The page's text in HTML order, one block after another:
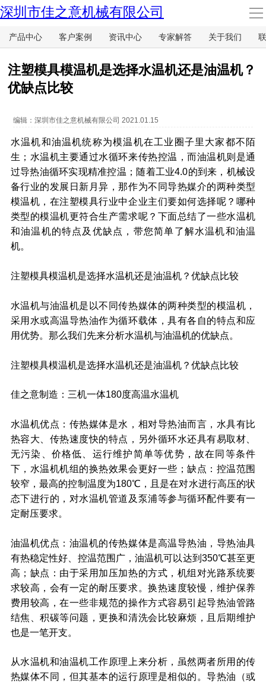
导
深圳市佳之意机械有限公司
首页
产品中心
客户案例
资讯中心
专家解答
关于我们
产品中心 客户案例 资讯中心 专家解答 关于我们
注塑模具模温机是选择水温机还是油温机？
优缺点比较
编辑：深圳市佳之意机械有限公司 2021.01.15
水温机和油温机统称为模温机在工业圈子里大家都不陌
生；水温机主要通过水循环来传热控温，而油温机则是通
过导热油循环实现精准控温；随着工业4.0的到来，机械设
备行业的发展日新月异，那作为不同导热媒介的两种类型
模温机，在注塑模具行业中企业主们要如何选择呢？哪种
类型的模温机更符合生产需求呢？下面总结了一些水温机
和油温机的特点及优缺点，带您简单了解水温机和油温
机。
注塑模具模温机是选择水温机还是油温机？优缺点比较
水温机与油温机是以不同传热媒体的两种类型的模温机，
采用水或高温导热油作为循环载体，具有各自的特点和应
用优势。那么我们先来分析水温机与油温机的优缺点。
注塑模具模温机是选择水温机还是油温机？优缺点比较
佳之意制造：三机一体180度高温水温机
水温机优点：传热媒体是水，相对导热油而言，水具有比
热容大、传热速度快的特点，另外循环水还具有易取材、
无污染、价格低、运行维护简单等优势，故在同等条件
下，水温机机组的换热效果会更好一些；缺点：控温范围
较窄，最高的控制温度为180℃，且是在对水进行高压的状
态下进行的，对水温机管道及泵浦等参与循环配件要有一
定耐压要求。
油温机优点：油温机的传热媒体是高温导热油，导热油具
有热稳定性好、控温范围广，油温机可以达到350℃甚至更
高；缺点：由于采用加压加热的方式，机组对光路系统要
求较高，会有一定的耐压要求。换热速度较慢，维护保养
费用较高，在一些非规范的操作方式容易引起导热油管路
结焦、积碳等问题，更换和清洗会比较麻烦，且后期维护
也是一笔开支。
从水温机和油温机工作原理上来分析，虽然两者所用的传
热媒体不同，但其基本的运行原理是相似的。导热油（或